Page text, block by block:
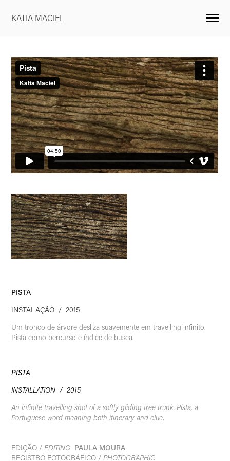
KATIA MACIEL
PISTA
INSTALAÇÃO / 2015
Um tronco de árvore desliza suavemente em travelling infinito.
Pista como percurso e índice de busca.
PISTA
INSTALLATION/ 2015
An infinite travelling shot of a softly gliding tree trunk. Pista, a
Portuguese word meaning both itinerary and clue.
EDIÇÃO /EDITING PAULA MOURA
REGISTRO FOTOGRÁFICO /PHOTOGRAPHIC